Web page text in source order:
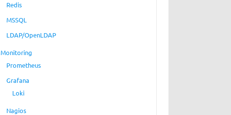
Redis
MSSQL
LDAP/OpenLDAP
Monitoring
Prometheus
Grafana
Loki
Nagios